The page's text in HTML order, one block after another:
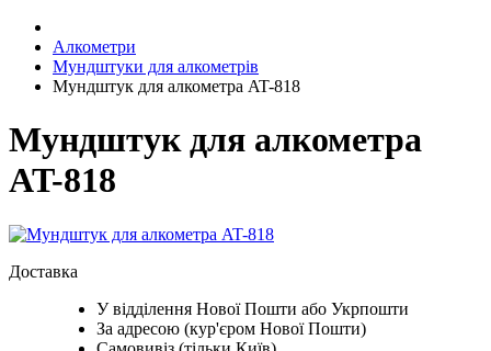
Алкометри
Мундштуки для алкометрів
Мундштук для алкометра AT-818
Мундштук для алкометра
AT-818
Доставка
У відділення Нової Пошти або Укрпошти
За адресою (кур'єром Нової Пошти)